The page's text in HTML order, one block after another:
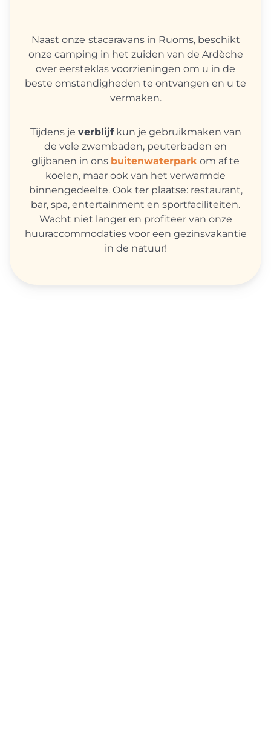
Naast onze stacaravans in Ruoms, beschikt
onze camping in het zuiden van de Ardèche
over eersteklas voorzieningen om u in de
beste omstandigheden te ontvangen en u te
vermaken.
Tijdens je verblijfkun je gebruikmaken van
de vele zwembaden, peuterbaden en
glijbanen in ons buitenwaterpark om af te
koelen, maar ook van het verwarmde
binnengedeelte. Ook ter plaatse: restaurant,
bar, spa, entertainment en sportfaciliteiten.
Wacht niet langer en profiteer van onze
huuraccommodaties voor een gezinsvakantie
in de natuur!